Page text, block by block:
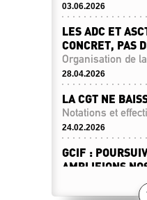
03.06.2026
LES ADC ET
CONCRET, PAS
Organisation de
28.04.2026
LA CGT NE
Notations et
24.02.2026
GCIF :
AMPLIFIONS
17.02.2026